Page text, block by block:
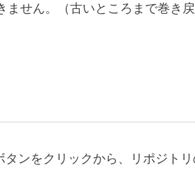
ません。（古いところまで巻き
タンをクリックから、リポジト